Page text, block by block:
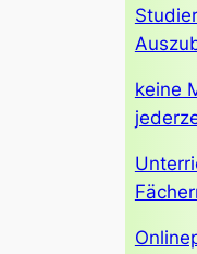
keine